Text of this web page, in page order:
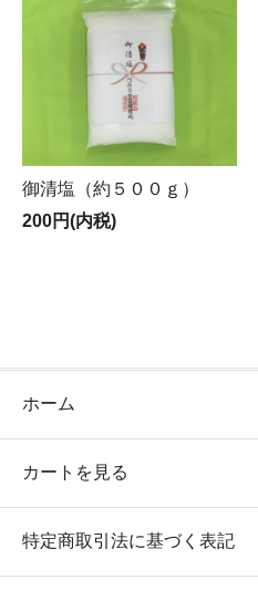
御清塩（約５００ｇ）
200円(内税)
ホーム
カートを見る
特定商取引法に基づく表記